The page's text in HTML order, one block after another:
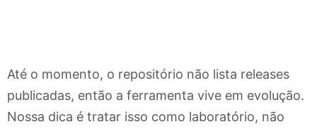
Até o momento, o repositório não lista releases
publicadas, então a ferramenta vive em evolução.
Nossa dica é tratar isso como laboratório, não